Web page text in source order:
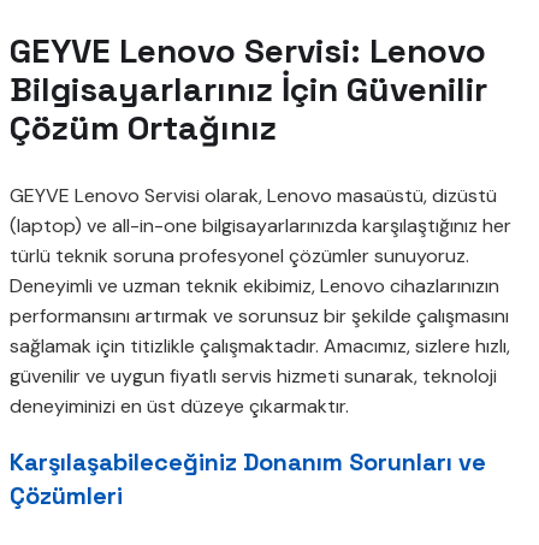
GEYVE Lenovo Servisi: Lenovo
Bilgisayarlarınız İçin Güvenilir
Çözüm Ortağınız
GEYVE Lenovo Servisi olarak, Lenovo masaüstü, dizüstü
(laptop) ve all-in-one bilgisayarlarınızda karşılaştığınız her
türlü teknik soruna profesyonel çözümler sunuyoruz.
Deneyimli ve uzman teknik ekibimiz, Lenovo cihazlarınızın
performansını artırmak ve sorunsuz bir şekilde çalışmasını
sağlamak için titizlikle çalışmaktadır. Amacımız, sizlere hızlı,
güvenilir ve uygun fiyatlı servis hizmeti sunarak, teknoloji
deneyiminizi en üst düzeye çıkarmaktır.
Karşılaşabileceğiniz Donanım Sorunları ve
Çözümleri